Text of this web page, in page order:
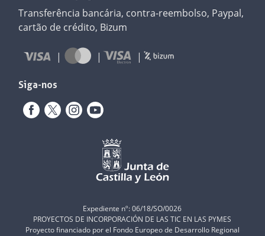
Transferência bancária, contra-reembolso, Paypal,
cartão de crédito, Bizum
Siga-nos
Expediente nº: 06/18/SO/0026
PROYECTOS DE INCORPORACIÓN DE LAS TIC EN LAS PYMES
Proyecto financiado por el Fondo Europeo de Desarrollo Regional